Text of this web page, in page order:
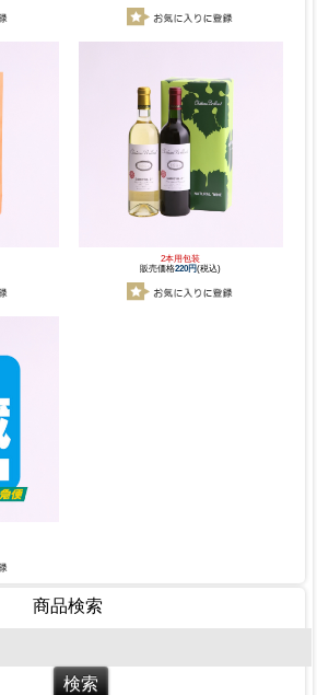
2本用包装
販売価格220円(税込)
商品検索